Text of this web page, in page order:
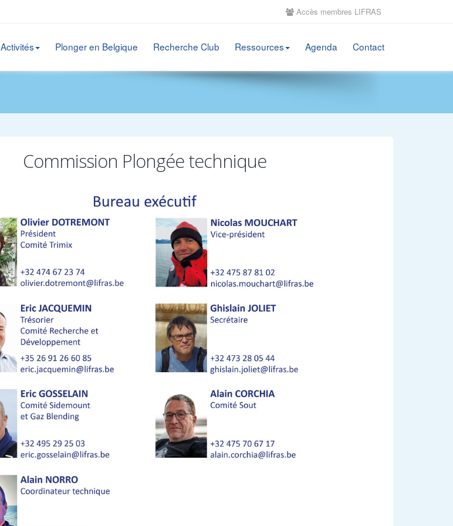
Accès membres LIFRAS
Activités Plonger en Belgique Recherche Club Ressources Agenda Contact
Commission Plongée technique